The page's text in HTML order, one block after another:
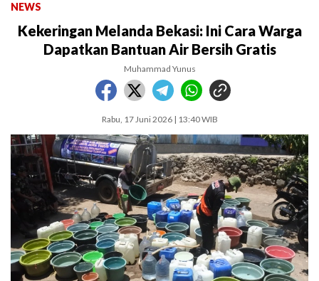
NEWS
Kekeringan Melanda Bekasi: Ini Cara Warga
Dapatkan Bantuan Air Bersih Gratis
Muhammad Yunus
Rabu, 17 Juni 2026 | 13:40 WIB